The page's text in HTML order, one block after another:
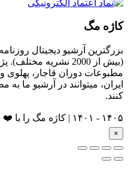
کاژه مگ
بزرگترین آرشیو دیجیتال
(بیش از 2000 نشریه
مطبوعات دوران قاجار، پهلوی
ایران، میتوانند در آرشیو ما
کنند.
۱۴۰۵ - ۱۴۰۱ | کاژه مگ را با ❤️ ساختیم...
×